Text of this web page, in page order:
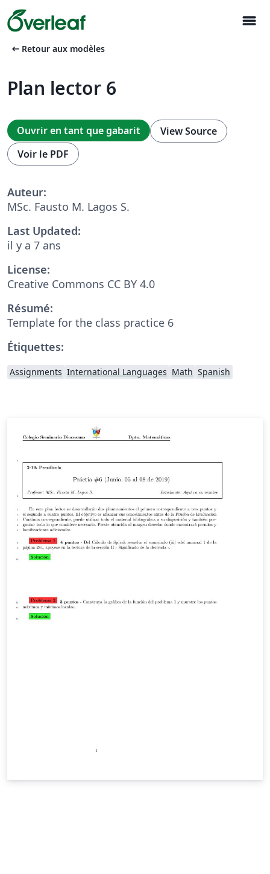
menu
arrow_left_alt Retour aux modèles
Plan lector 6
Ouvrir en tant que gabarit
View Source
Voir le PDF
Auteur:
MSc. Fausto M. Lagos S.
Last Updated:
il y a 7 ans
License:
Creative Commons CC BY 4.0
Résumé:
Template for the class practice 6
Étiquettes:
Assignments International Languages Math Spanish